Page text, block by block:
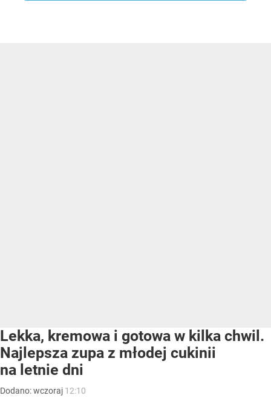
Lekka, kremowa i gotowa w kilka chwil.
Najlepsza zupa z młodej cukinii
na letnie dni
Dodano:wczoraj 12:10